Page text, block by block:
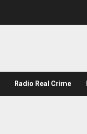
Radio Real Crime